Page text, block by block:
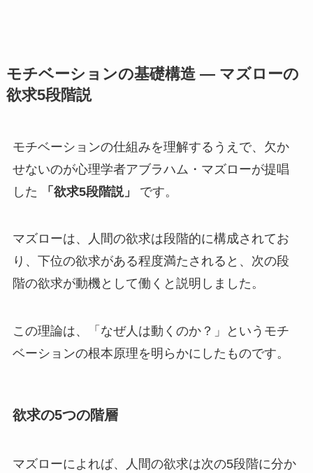
モチベーションの基礎構造 ― マズローの
欲求5段階説
モチベーションの仕組みを理解するうえで、欠か
せないのが心理学者アブラハム・マズローが提唱
した
「欲求5段階説」 です。
マズローは、人間の欲求は段階的に構成されてお
り、下位の欲求がある程度満たされると、次の段
階の欲求が動機として働くと説明しました。
この理論は、「なぜ人は動くのか？」というモチ
ベーションの根本原理を明らかにしたものです。
欲求の5つの階層
マズローによれば、人間の欲求は次の5段階に分か